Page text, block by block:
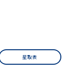
星取表